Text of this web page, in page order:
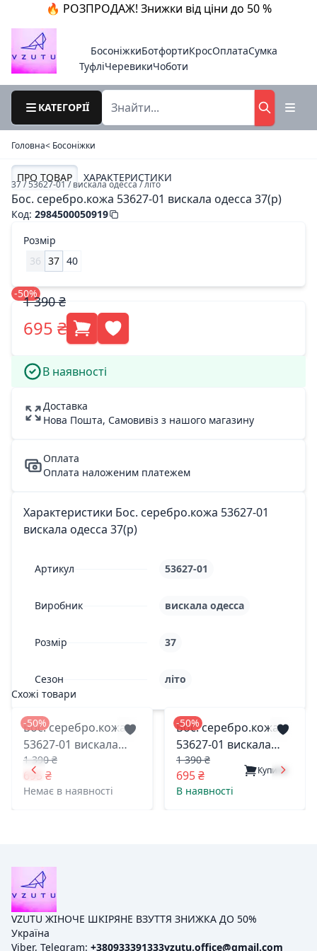
🔥 РОЗПРОДАЖ! Знижки від ціни до 50 %
БосоніжкиБотфортиКросОплатаСумка
ТуфліЧеревикиЧоботи
КАТЕГОРІЇ
Головна< Босоніжки
ПРО ТОВАР ХАРАКТЕРИСТИКИ
37 / 53627-01 / вискала одесса / літо
Бос. серебро.кожа 53627-01 вискала одесса 37(р)
Код: 2984500050919
Розмір
36 37 40
-50%
1 390 ₴
695 ₴
В наявності
Доставка
Нова Пошта, Самовивіз з нашого магазину
Оплата
Оплата наложеним платежем
Характеристики Бос. серебро.кожа 53627-01
вискала одесса 37(р)
Артикул 53627-01
Виробник вискала одесса
Розмір 37
Сезон
літо
Схожі товари
-50%
Бос. серебро.кожа
53627-01 вискала
одесса 36(р)
1 390 ₴
695 ₴
Немає в наявності
-50%
Бос. серебро.кожа
53627-01 вискала
одесса 40(р)
1 390 ₴
695 ₴ Купити
В наявності
VZUTU ЖІНОЧЕ ШКІРЯНЕ ВЗУТТЯ ЗНИЖКА ДО 50%
Україна
Viber, Telegram: +380933391333vzutu.office@gmail.com